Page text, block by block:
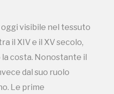
visibile nel tessuto
il XIV e il XV secolo,
costa. Nonostante il
dal suo ruolo
Le prime
a Catania. Nel corso dei
la torre venne
di campanile.
architettonica ne ha
All’interno della